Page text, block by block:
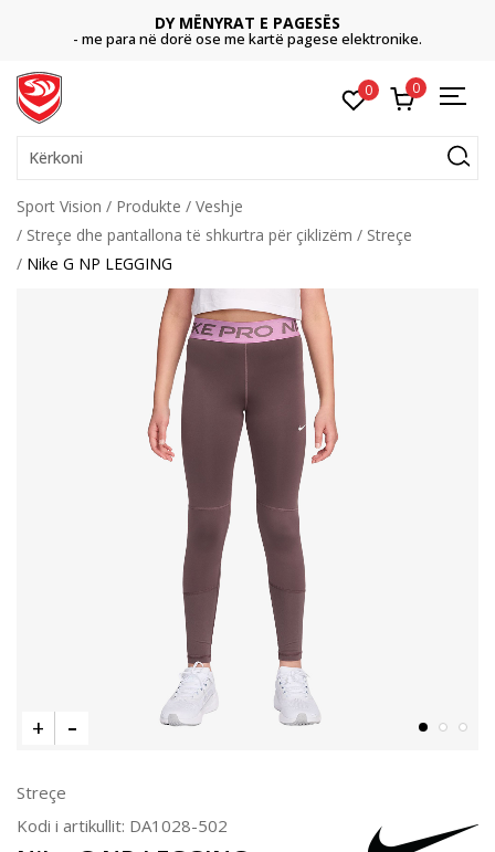
DY MËNYRAT E PAGESËS
- me para në dorë ose me kartë pagese elektronike.
0 0
Kërkoni
Sport Vision Produkte
Veshje
Streçe dhe pantallona të shkurtra për çiklizëm
Streçe
Nike G NP LEGGING
Streçe
Kodi i artikullit: DA1028-502